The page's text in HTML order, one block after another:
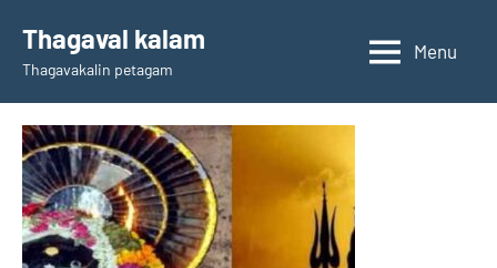
content
Thagaval kalam
Thagavakalin petagam
Menu